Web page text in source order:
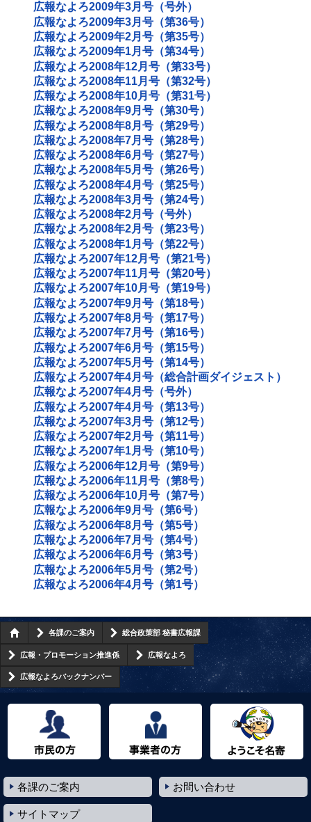
広報なよろ2009年3月号（号外）
広報なよろ2009年3月号（第36号）
広報なよろ2009年2月号（第35号）
広報なよろ2009年1月号（第34号）
広報なよろ2008年12月号（第33号）
広報なよろ2008年11月号（第32号）
広報なよろ2008年10月号（第31号）
広報なよろ2008年9月号（第30号）
広報なよろ2008年8月号（第29号）
広報なよろ2008年7月号（第28号）
広報なよろ2008年6月号（第27号）
広報なよろ2008年5月号（第26号）
広報なよろ2008年4月号（第25号）
広報なよろ2008年3月号（第24号）
広報なよろ2008年2月号（号外）
広報なよろ2008年2月号（第23号）
広報なよろ2008年1月号（第22号）
広報なよろ2007年12月号（第21号）
広報なよろ2007年11月号（第20号）
広報なよろ2007年10月号（第19号）
広報なよろ2007年9月号（第18号）
広報なよろ2007年8月号（第17号）
広報なよろ2007年7月号（第16号）
広報なよろ2007年6月号（第15号）
広報なよろ2007年5月号（第14号）
広報なよろ2007年4月号（総合計画ダイジェスト）
広報なよろ2007年4月号（号外）
広報なよろ2007年4月号（第13号）
広報なよろ2007年3月号（第12号）
広報なよろ2007年2月号（第11号）
広報なよろ2007年1月号（第10号）
広報なよろ2006年12月号（第9号）
広報なよろ2006年11月号（第8号）
広報なよろ2006年10月号（第7号）
広報なよろ2006年9月号（第6号）
広報なよろ2006年8月号（第5号）
広報なよろ2006年7月号（第4号）
広報なよろ2006年6月号（第3号）
広報なよろ2006年5月号（第2号）
広報なよろ2006年4月号（第1号）
各課のご案内 総合政策部 秘書広報課
広報・プロモーション推進係 広報なよろ
広報なよろバックナンバー
各課のご案内 お問い合わせ
サイトマップ